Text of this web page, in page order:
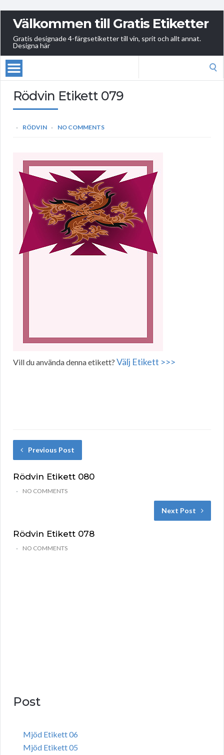
Välkommen till Gratis Etiketter
Gratis designade 4-färgsetiketter till vin, sprit och allt annat.
Designa här
Rödvin Etikett 079
RÖDVIN NO COMMENTS
Vill du använda denna etikett? Välj Etikett >>>
Previous Post
Rödvin Etikett 080
NO COMMENTS
Next Post
Rödvin Etikett 078
NO COMMENTS
Post
Mjöd Etikett 06
Mjöd Etikett 05